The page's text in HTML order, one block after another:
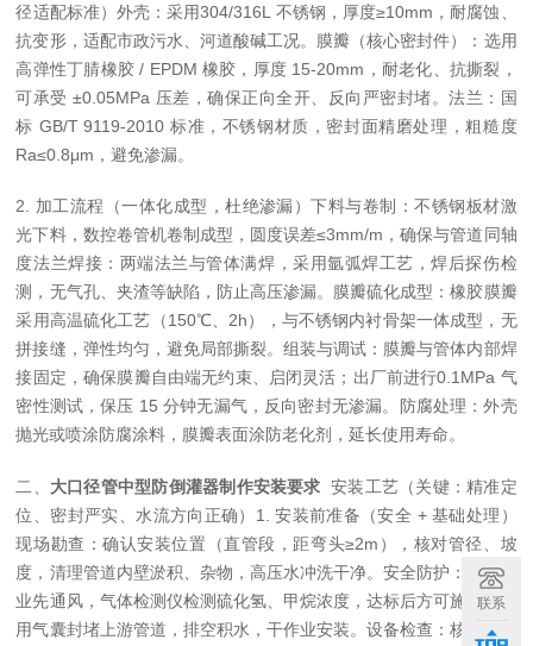
径适配标准）外壳：采用304/316L 不锈钢，厚度≥10mm，耐腐蚀、
抗变形，适配市政污水、河道酸碱工况。膜瓣（核心密封件）：选用
高弹性丁腈橡胶 / EPDM 橡胶，厚度 15-20mm，耐老化、抗撕裂，
可承受 ±0.05MPa 压差，确保正向全开、反向严密封堵。法兰：国
标 GB/T 9119-2010 标准，不锈钢材质，密封面精磨处理，粗糙度
Ra≤0.8μm，避免渗漏。
2. 加工流程（一体化成型，杜绝渗漏）下料与卷制：不锈钢板材激
光下料，数控卷管机卷制成型，圆度误差≤3mm/m，确保与管道同轴
度法兰焊接：两端法兰与管体满焊，采用氩弧焊工艺，焊后探伤检
测，无气孔、夹渣等缺陷，防止高压渗漏。膜瓣硫化成型：橡胶膜瓣
采用高温硫化工艺（150℃、2h），与不锈钢内衬骨架一体成型，无
拼接缝，弹性均匀，避免局部撕裂。组装与调试：膜瓣与管体内部焊
接固定，确保膜瓣自由端无约束、启闭灵活；出厂前进行0.1MPa 气
密性测试，保压 15 分钟无漏气，反向密封无渗漏。防腐处理：外壳
抛光或喷涂防腐涂料，膜瓣表面涂防老化剂，延长使用寿命。
二、 大口径管中型防倒灌器制作安装要求 安装工艺（关键：精准定
位、密封严实、水流方向正确）1. 安装前准备（安全 + 基础处理）
现场勘查：确认安装位置（直管段，距弯头≥2m），核对管径、坡
度，清理管道内壁淤积、杂物，高压水冲洗干净。安全防护：井下作
业先通风，气体检测仪检测硫化氢、甲烷浓度，达标后方可施工；采
用气囊封堵上游管道，排空积水，干作业安装。设备检查：核对防倒
联系